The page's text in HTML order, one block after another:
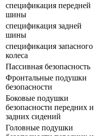
спецификация передней
шины
спецификация задней
шины
спецификация запасного
колеса
Пассивная безопасность
Фронтальные подушки
безопасности
Боковые подушки
безопасности передних и
задних сидений
Головные подушки